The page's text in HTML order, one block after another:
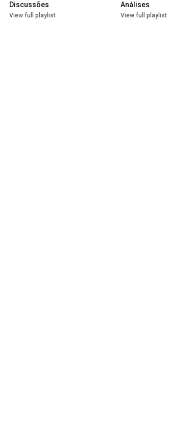
Discussões
View full playlist
Análises
View full playlist